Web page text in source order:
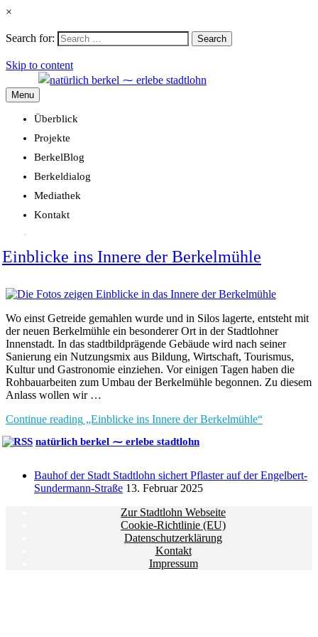
×
Search for: Search
Skip to content
Menu
Überblick
Projekte
BerkelBlog
Berkeldialog
Mediathek
Kontakt
Einblicke ins Innere der Berkelmühle
Wo einst Getreide gemahlen wurde und in Silos lagerte, entsteht mit
der neuen Berkelmühle ein besonderer Ort in der Stadtlohner
Innenstadt. In das stadtbildprägende Gebäude wird nach seiner
Sanierung ein Nutzungsmix aus Bildung, Wirtschaft, Tourismus,
Kultur und Gastronomie einziehen. Vor einigen Tagen haben die
Rohbauarbeiten zum Umbau der Berkelmühle begonnen. Zu diesem
Anlass wollen wir …
Continue reading „Einblicke ins Innere der Berkelmühle“
natürlich berkel ⁓ erlebe stadtlohn
Bauhof der Stadt Stadtlohn sichert Pflaster auf der Engelbert-
Sundermann-Straße 13. Februar 2025
Zur Stadtlohn Webseite
Cookie-Richtlinie (EU)
Datenschutzerklärung
Kontakt
Impressum